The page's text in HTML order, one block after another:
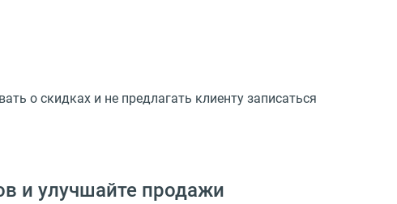
о скидках и не предлагать клиенту записаться
и улучшайте продажи